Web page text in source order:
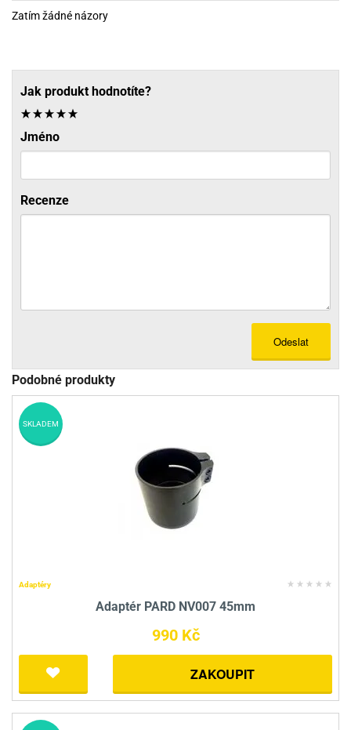
Zatím žádné názory
Jak produkt hodnotíte?
Jméno
Recenze
Odeslat
Podobné produkty
Adaptéry
Adaptér PARD NV007 45mm
990 Kč
ZAKOUPIT
SKLADEM